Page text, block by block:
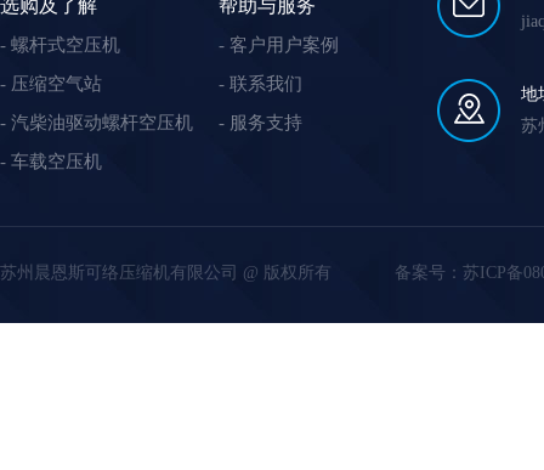
选购及了解
螺杆式空压机
压缩空气站
汽柴油驱动螺杆空压机
车载空压机
帮助与服务
客户用户案例
联系我们
服务支持
地
苏
苏州晨恩斯可络压缩机有限公司 @ 版权所有 备案号： 苏ICP备